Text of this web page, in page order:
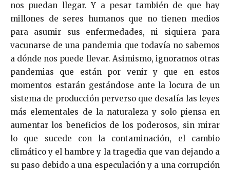
nos puedan llegar. Y a pesar también de que hay
millones de seres humanos que no tienen medios
para asumir sus enfermedades, ni siquiera para
vacunarse de una pandemia que todavía no sabemos
a dónde nos puede llevar. Asimismo, ignoramos otras
pandemias que están por venir y que en estos
momentos estarán gestándose ante la locura de un
sistema de producción perverso que desafía las leyes
más elementales de la naturaleza y solo piensa en
aumentar los beneficios de los poderosos, sin mirar
lo que sucede con la contaminación, el cambio
climático y el hambre y la tragedia que van dejando a
su paso debido a una especulación y a una corrupción